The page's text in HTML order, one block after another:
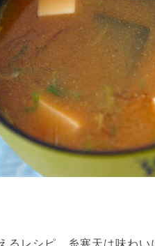
るレシピ。糸寒天は味わ